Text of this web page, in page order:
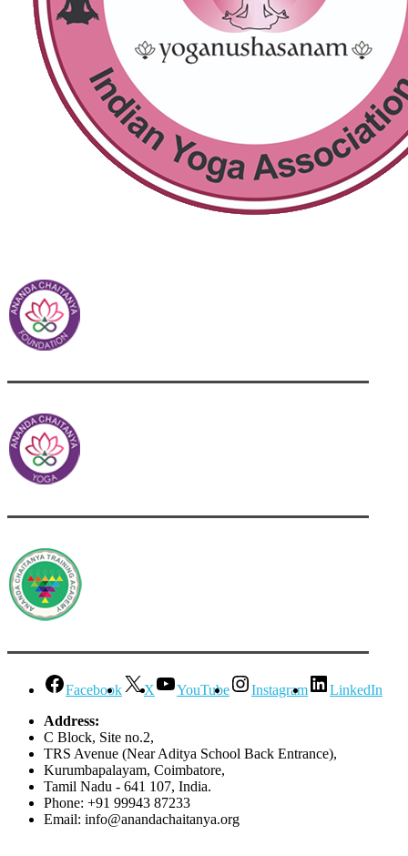
Facebook X YouTube Instagram
LinkedIn
Address:
C Block, Site no.2,
TRS Avenue (Near Aditya School Back Entrance),
Kurumbapalayam, Coimbatore,
Tamil Nadu - 641 107, India.
Phone: +91 99943 87233
Email: info@anandachaitanya.org